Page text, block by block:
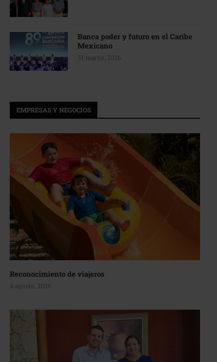
Banca poder y futuro en el Caribe
Mexicano
31 marzo, 2026
EMPRESAS Y NEGOCIOS
Reconocimiento de viajeros
4 agosto, 2026